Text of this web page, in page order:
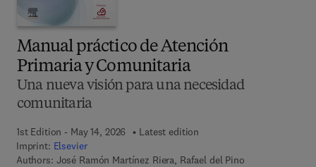
Manual práctico de Atención
Primaria y Comunitaria
Una nueva visión para una necesidad
comunitaria
1st Edition - May 14, 2026
Latest edition
Imprint: Elsevier
Authors: José Ramón Martínez Riera, Rafael del Pino